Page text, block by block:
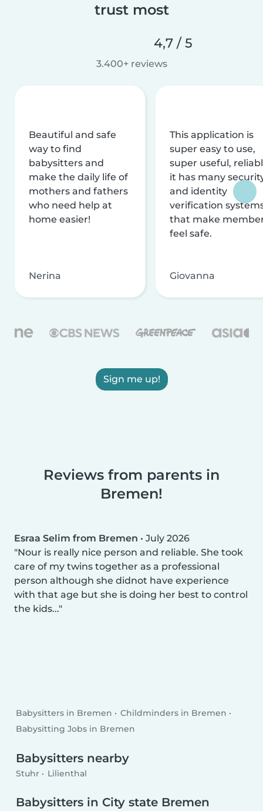
trust most
4,7 / 5
3.400+ reviews
Beautiful and safe
way to find
babysitters and
make the daily life of
mothers and fathers
who need help at
home easier!
Nerina
This application is
super easy to use,
super useful,
it has many
and identity
verification
that make
feel safe.
Giovanna
Sign me up!
Reviews from parents in
Bremen!
Esraa Selim from Bremen • July 2026
Nour is really nice person and reliable. She took
care of my twins together as a professional
person although she didnot have experience
with that age but she is doing her best to control
the kids...
Babysitters in Bremen
Childminders in Bremen
Babysitting Jobs in Bremen
Babysitters nearby
Stuhr Lilienthal
Babysitters in City state Bremen